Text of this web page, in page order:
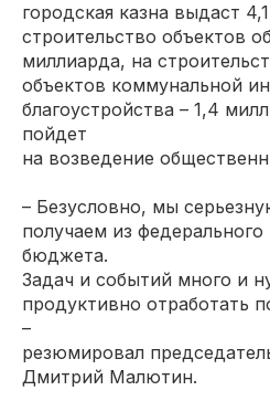
городская казна выдаст
строительство объектов
миллиарда, на
объектов коммунальной
благоустройства – 1,4
пойдет
на возведение
– Безусловно, мы
получаем из
бюджета.
Задач и событий много и
продуктивно отработать
–
резюмировал
Дмитрий Малютин.